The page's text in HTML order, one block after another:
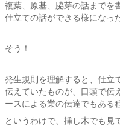
複葉、原基、脇芽の話までを
仕立ての話ができる様になっ
そう！
発生規則を理解すると、仕立
伝えていたものが、口頭で伝
ースによる業の伝達でもある
というわけで、挿し木でも見